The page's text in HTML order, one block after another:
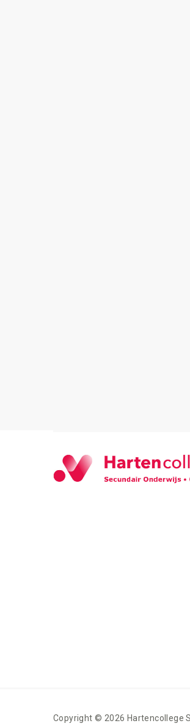
Copyright © 2026 Hartencollege